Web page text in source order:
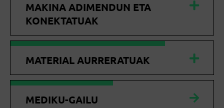
MAKINA ADIMENDUN ETA
KONEKTATUAK
MATERIAL AURRERATUAK
MEDIKU-GAILU